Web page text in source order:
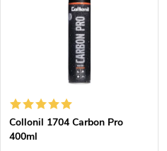
Collonil 1704 Carbon Pro
400ml